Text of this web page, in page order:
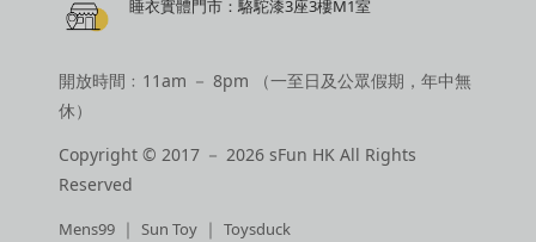
睡衣實體門市：駱駝漆3座3樓M1室
開放時間﹕11am － 8pm （一至日及公眾假期，年中無
休）
Copyright © 2017 － 2026 sFun HK All Rights
Reserved
Mens99 ｜ Sun Toy ｜ Toysduck